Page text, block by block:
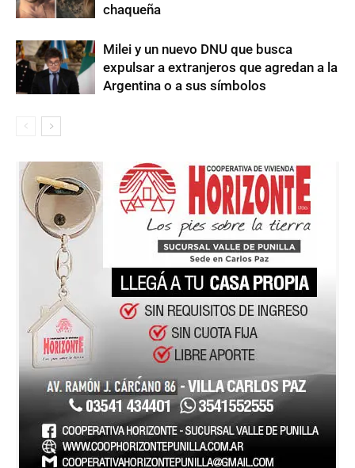
chaqueña
Milei y un nuevo DNU que busca
expulsar a extranjeros que agredan a la
Argentina o a sus símbolos